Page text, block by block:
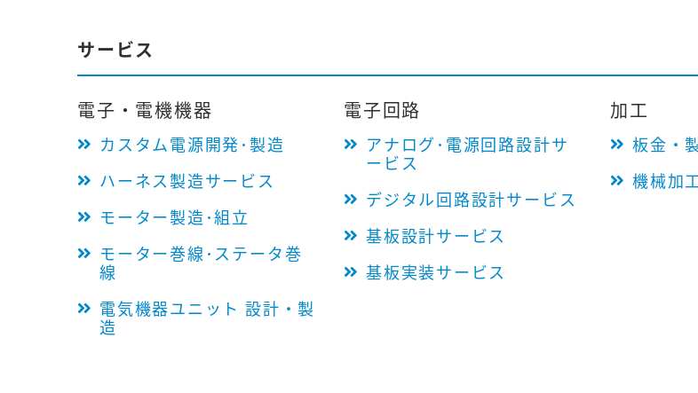
サービス
電子・電機機器
カスタム電源開発･製造
ハーネス製造サービス
モーター製造･組立
モーター巻線･ステータ巻
線
電気機器ユニット 設計・製
造
電子回路
アナログ･電源回路設計サ
ービス
デジタル回路設計サービス
基板設計サービス
基板実装サービス
加工
板金・
機械加